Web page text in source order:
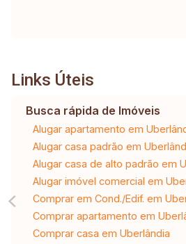
Links Úteis
Busca rápida de Imóveis
Alugar apartamento em
Alugar casa padrão em
Alugar casa de alto padrão em
Alugar imóvel comercial em
Comprar em Cond./Edif. em
Comprar apartamento em
Comprar casa em Uberlândia